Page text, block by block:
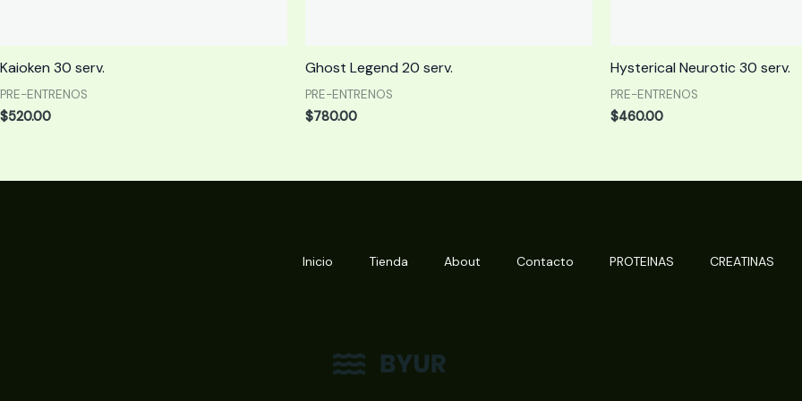
Kaioken 30 serv.
PRE-ENTRENOS
$520.00
Ghost Legend 20 serv.
PRE-ENTRENOS
$780.00
Hysterical Neurotic 30 serv.
PRE-ENTRENOS
$460.00
Inicio Tienda About Contacto PROTEINAS CREATINAS